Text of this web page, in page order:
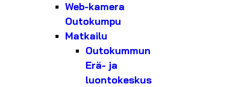
Web-kamera
Outokumpu
Matkailu
Outokummun
Erä- ja
luontokeskus